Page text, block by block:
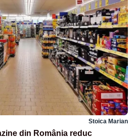
Stoica Marian
din România reduc